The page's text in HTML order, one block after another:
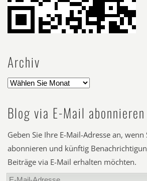
Archiv
Blog via E-Mail abonnieren
Geben Sie Ihre E-Mail-Adresse an, wenn
abonnieren und künftig
Beiträge via E-Mail erhalten möchten.
E-